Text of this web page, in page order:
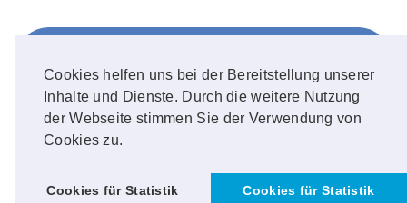
Cookies helfen uns bei der Bereitstellung unserer
Inhalte und Dienste. Durch die weitere Nutzung
der Webseite stimmen Sie der Verwendung von
Cookies zu.
Cookies für Statistik Cookies für Statistik
FOLLOW ME!
Instagram
OUR PHOTOS!